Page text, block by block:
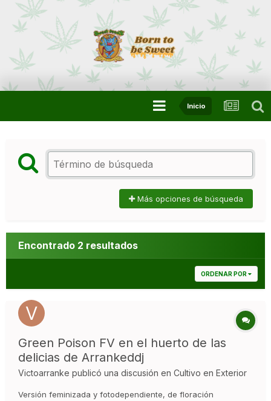
Inicio
Más opciones de búsqueda
Encontrado 2 resultados
ORDENAR POR
Green Poison FV en el huerto de las
delicias de Arrankeddj
Victoarranke publicó una discusión en Cultivo en Exterior
Versión feminizada y fotodependiente, de floración